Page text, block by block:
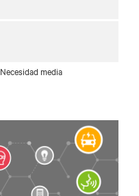
Necesidad media